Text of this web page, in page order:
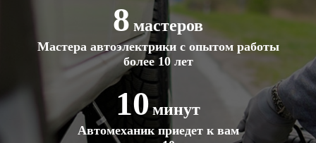
8 мастеров
Мастера автоэлектрики с опытом работы
более 10 лет
10 минут
Автомеханик приедет к вам